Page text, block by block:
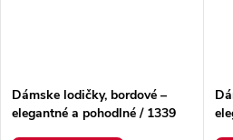
Dámske lodičky, bordové –
elegantné a pohodlné / 1339